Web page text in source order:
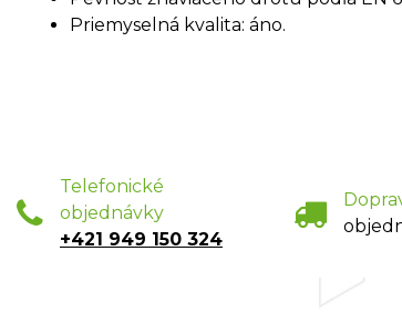
Priemyselná kvalita: áno.
Telefonické
objednávky
+421 949 150 324